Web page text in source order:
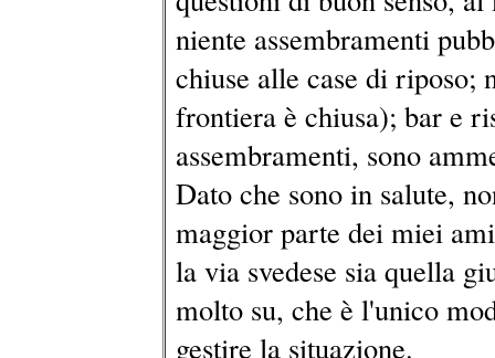
niente assembramenti
chiuse alle case di
frontiera è chiusa); bar e
assembramenti, sono
Dato che sono in salute,
maggior parte dei miei
la via svedese sia quella
molto su, che è l'unico
gestire la situazione.